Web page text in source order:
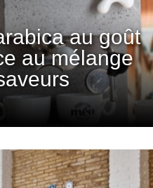
au goût
au mélange